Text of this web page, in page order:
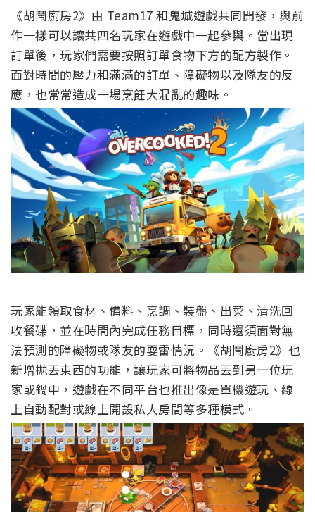
《胡鬧廚房2》由 Team17 和鬼城遊戲共同開發，與前
作一樣可以讓共四名玩家在遊戲中一起參與。當出現
訂單後，玩家們需要按照訂單食物下方的配方製作。
面對時間的壓力和滿滿的訂單、障礙物以及隊友的反
應，也常常造成一場烹飪大混亂的趣味。
玩家能領取食材、備料、烹調、裝盤、出菜、清洗回
收餐碟，並在時間內完成任務目標，同時還須面對無
法預測的障礙物或隊友的耍雷情況。《胡鬧廚房2》也
新增拋丟東西的功能，讓玩家可將物品丟到另一位玩
家或鍋中，遊戲在不同平台也推出像是單機遊玩、線
上自動配對或線上開設私人房間等多種模式。